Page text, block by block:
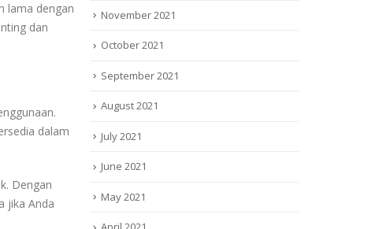
lama dengan
dan
dalam
Dengan
jika Anda
November 2021
October 2021
September 2021
August 2021
July 2021
June 2021
May 2021